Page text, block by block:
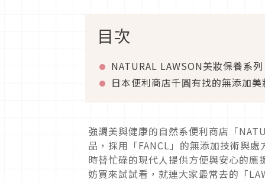
目次
NATURAL LAWSON美妝保養系列
日本便利商店千圓有找的無添加
強調美與健康的自然系便利商店「
品，採用「FANCL」的無添加技術與
時替忙碌的現代人提供方便與安心的
妨買來試試看，就連大家最常去的「